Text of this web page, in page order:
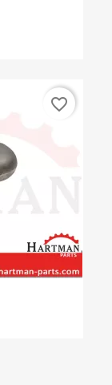
favorite_border